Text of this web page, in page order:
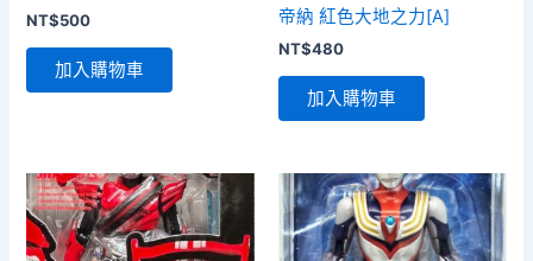
NT$500
加入購物車
帝納 紅色大地之力[A]
NT$480
加入購物車